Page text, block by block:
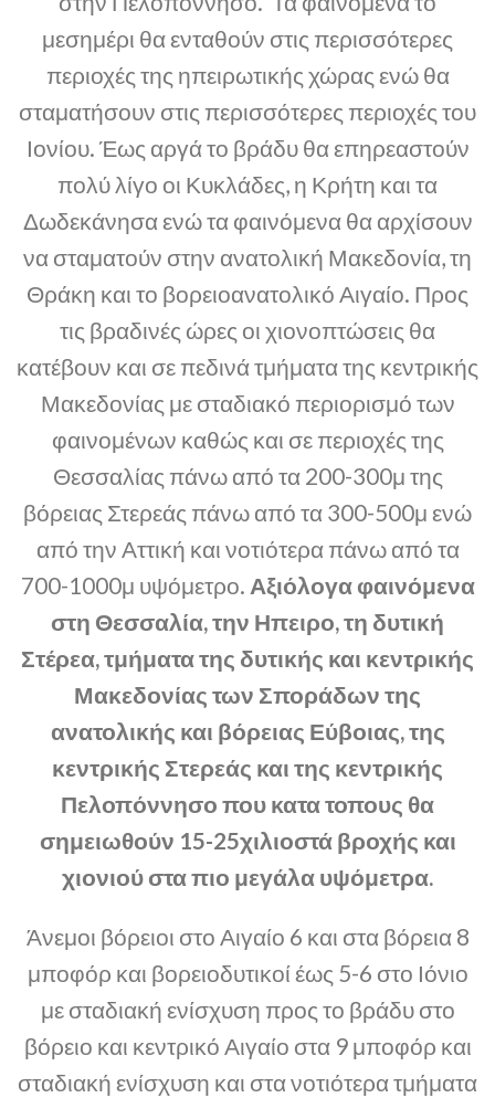
μεσημέρι θα ενταθούν στις περισσότερες
περιοχές της ηπειρωτικής χώρας ενώ θα
σταματήσουν στις περισσότερες περιοχές του
Ιονίου. Έως αργά το βράδυ θα επηρεαστούν
πολύ λίγο οι Κυκλάδες, η Κρήτη και τα
Δωδεκάνησα ενώ τα φαινόμενα θα αρχίσουν
να σταματούν στην ανατολική Μακεδονία, τη
Θράκη και το βορειοανατολικό Αιγαίο. Προς
τις βραδινές ώρες οι χιονοπτώσεις θα
κατέβουν και σε πεδινά τμήματα της κεντρικής
Μακεδονίας με σταδιακό περιορισμό των
φαινομένων καθώς και σε περιοχές της
Θεσσαλίας πάνω από τα 200-300μ της
βόρειας Στερεάς πάνω από τα 300-500μ ενώ
από την Αττική και νοτιότερα πάνω από τα
700-1000μ υψόμετρο. Αξιόλογα φαινόμενα
στη Θεσσαλία, την Ηπειρο, τη δυτική
Στέρεα, τμήματα της δυτικής και κεντρικής
Μακεδονίας των Σποράδων της
ανατολικής και βόρειας Εύβοιας, της
κεντρικής Στερεάς και της κεντρικής
Πελοπόννησο που κατα τοπους θα
σημειωθούν 15-25χιλιοστά βροχής και
χιονιού στα πιο μεγάλα υψόμετρα.
Άνεμοι βόρειοι στο Αιγαίο 6 και στα βόρεια 8
μποφόρ και βορειοδυτικοί έως 5-6 στο Ιόνιο
με σταδιακή ενίσχυση προς το βράδυ στο
βόρειο και κεντρικό Αιγαίο στα 9 μποφόρ και
σταδιακή ενίσχυση και στα νοτιότερα τμήματα